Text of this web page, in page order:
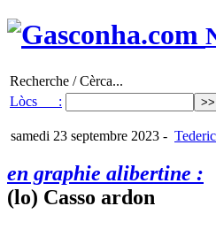
Recherche / Cèrca...
Lòcs :
samedi 23 septembre 2023 -
en graphie alibertine :
(lo) Casso ardon